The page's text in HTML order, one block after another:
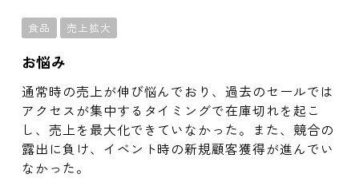
食品 売上拡大
お悩み
通常時の売上が伸び悩んでおり、過去のセールでは
アクセスが集中するタイミングで在庫切れを起こ
し、売上を最大化できていなかった。また、競合の
露出に負け、イベント時の新規顧客獲得が進んでい
なかった。